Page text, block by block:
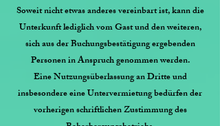
Soweit nicht etwas anderes vereinbart ist, kann die
Unterkunft lediglich vom Gast und den weiteren,
sich aus der Buchungsbestätigung ergebenden
Personen in Anspruch genommen werden.
Eine Nutzungsüberlassung an Dritte und
insbesondere eine Untervermietung bedürfen der
vorherigen schriftlichen Zustimmung des